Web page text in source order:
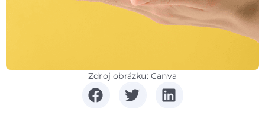
Zdroj obrázku: Canva